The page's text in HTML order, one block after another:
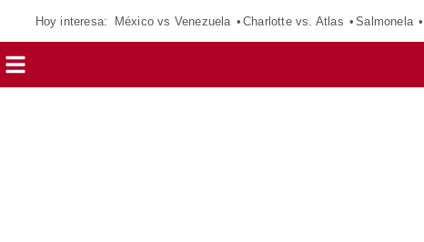
Hoy interesa: México vs Venezuela Charlotte vs. Atlas Salmonela